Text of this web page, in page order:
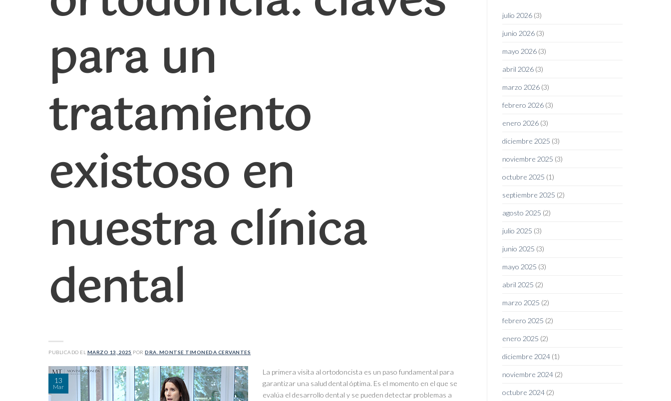
para un
tratamiento
existoso en
nuestra clínica
dental
PUBLICADO EL MARZO 13, 2025 PORDRA. MONTSE TIMONEDA CERVANTES
13
Mar
La primera visita al ortodoncista es un paso fundamental para
garantizar una salud dental óptima. Es el momento en el que se
evalúa el desarrollo dental y se pueden detectar problemas a
julio 2026(3)
junio 2026(3)
mayo 2026(3)
abril 2026(3)
marzo 2026(3)
febrero 2026(3)
enero 2026(3)
diciembre 2025 (3)
noviembre 2025 (3)
octubre 2025 (1)
septiembre 2025 (2)
agosto 2025 (2)
julio 2025 (3)
junio 2025 (3)
mayo 2025 (3)
abril 2025 (2)
marzo 2025 (2)
febrero 2025 (2)
enero 2025 (2)
diciembre 2024(1)
noviembre 2024(2)
octubre 2024(2)